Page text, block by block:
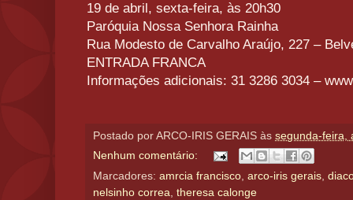
19 de abril, sexta-feira, às 20h30
Paróquia Nossa Senhora Rainha
Rua Modesto de Carvalho Araújo, 227 –
ENTRADA FRANCA
Informações adicionais: 31 3286 3034 –
Postado por ARCO-IRIS GERAIS às segunda-feira,
Nenhum comentário:
Marcadores: amrcia francisco, arco-iris gerais,
nelsinho correa, theresa calonge